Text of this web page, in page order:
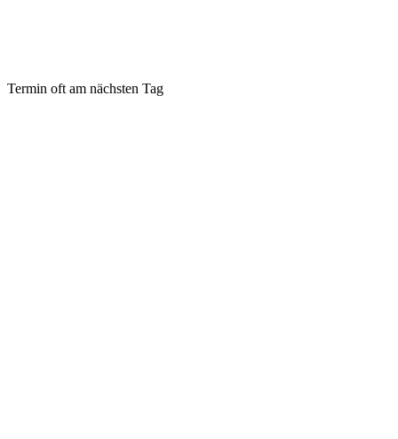
Termin oft am nächsten Tag